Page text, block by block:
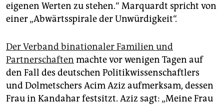
eigenen Werten zu stehen.“ Marquardt spricht von
einer „Abwärtsspirale der Unwürdigkeit“.
Der Verband binationaler Familien und
Partnerschaften machte vor wenigen Tagen auf
den Fall des deutschen Politikwissenschaftlers
und Dolmetschers Acim Aziz aufmerksam, dessen
Frau in Kandahar festsitzt. Aziz sagt: „Meine Frau